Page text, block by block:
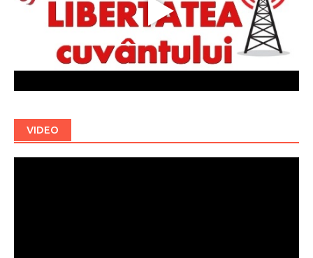
VIDEO